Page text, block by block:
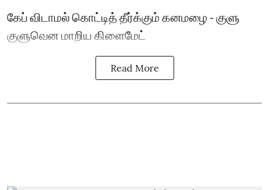
கேப் விடாமல் கொட்டித் தீர்க்கும் கனமழை - குளு
குளுவென மாறிய கிளைமேட்
Read More